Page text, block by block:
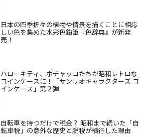
日本の四季折々の植物や情景を描くことに相応
しい色を集めた水彩色鉛筆『色辞典』が新発
売！
ハローキティ、ポチャッコたちが昭和レトロな
コインケースに！「サンリオキャラクターズ コ
インケース」第２弾
自転車を持つだけで税金？ 昭和まで続いた「自
転車税」の意外な歴史と脱税が横行した理由